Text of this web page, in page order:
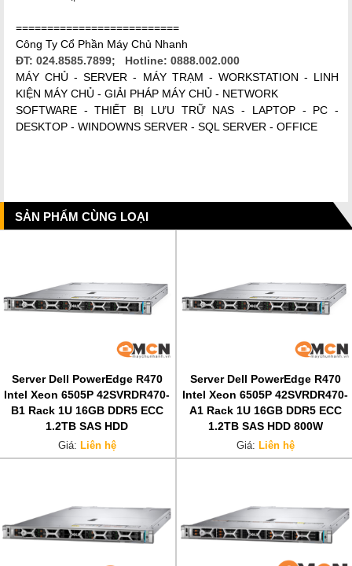
==========================
Công Ty Cổ Phần Máy Chủ Nhanh
ĐT: 024.8585.7899; Hotline: 0888.002.000
MÁY CHỦ - SERVER - MÁY TRẠM - WORKSTATION - LINH
KIỆN MÁY CHỦ - GIẢI PHÁP MÁY CHỦ - NETWORK
SOFTWARE - THIẾT BỊ LƯU TRỮ NAS - LAPTOP - PC -
DESKTOP - WINDOWNS SERVER - SQL SERVER - OFFICE
SẢN PHẨM CÙNG LOẠI
Server Dell PowerEdge R470
Intel Xeon 6505P 42SVRDR470-
B1 Rack 1U 16GB DDR5 ECC
1.2TB SAS HDD
Giá: Liên hệ
Server Dell PowerEdge R470
Intel Xeon 6505P 42SVRDR470-
A1 Rack 1U 16GB DDR5 ECC
1.2TB SAS HDD 800W
Giá: Liên hệ